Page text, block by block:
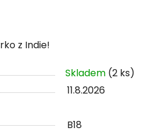
z Indie!
Skladem (2 ks)
11.8.2026
B18